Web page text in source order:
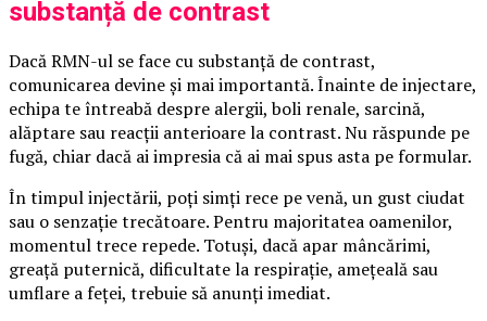
substanță de contrast
Dacă RMN-ul se face cu substanță de contrast,
comunicarea devine și mai importantă. Înainte de injectare,
echipa te întreabă despre alergii, boli renale, sarcină,
alăptare sau reacții anterioare la contrast. Nu răspunde pe
fugă, chiar dacă ai impresia că ai mai spus asta pe formular.
În timpul injectării, poți simți rece pe venă, un gust ciudat
sau o senzație trecătoare. Pentru majoritatea oamenilor,
momentul trece repede. Totuși, dacă apar mâncărimi,
greață puternică, dificultate la respirație, amețeală sau
umflare a feței, trebuie să anunți imediat.